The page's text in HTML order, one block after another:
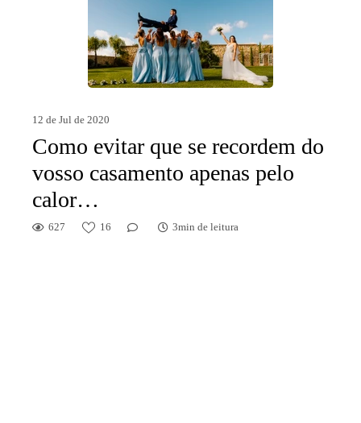
12 de Jul de 2020
Como evitar que se recordem do
vosso casamento apenas pelo
calor…
627 16 3min de leitura